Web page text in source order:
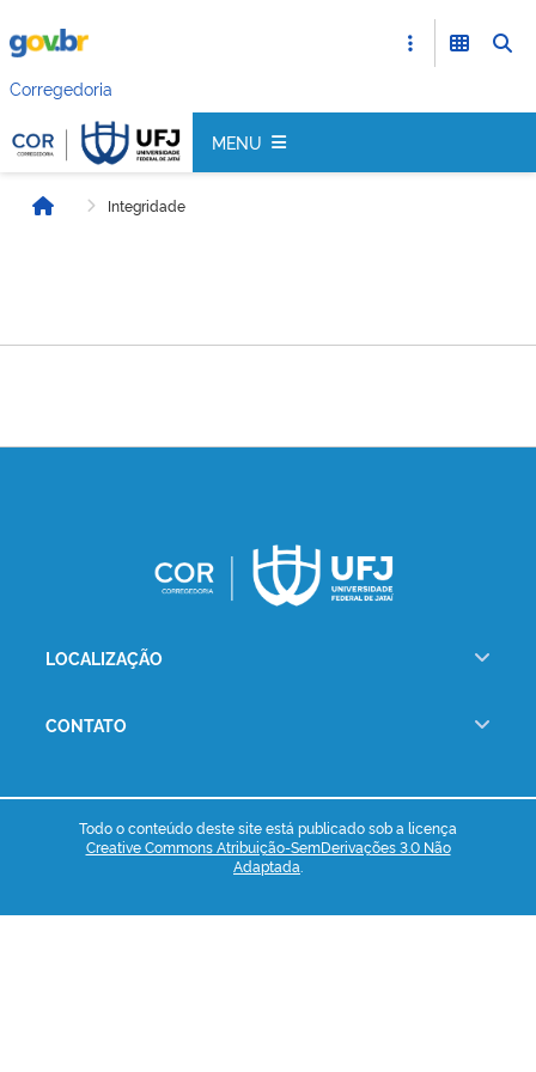
Corregedoria
MENU
Início Integridade
LOCALIZAÇÃO
CONTATO
Todo o conteúdo deste site está publicado sob a licença
Creative Commons Atribuição-SemDerivações 3.0 Não
Adaptada.